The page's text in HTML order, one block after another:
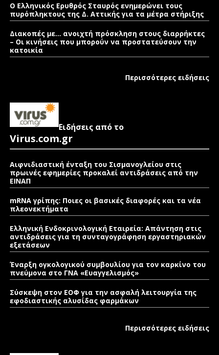
Ο Ελληνικός Ερυθρός Σταυρός ενημερώνει τους
πυρόπληκτους της Δ. Αττικής για τα μέτρα στήριξης
Διακοπές με… ανοιχτή πρόσκληση στους διαρρήκτες
– Οι κινήσεις που μπορούν να προστατεύσουν την
κατοικία
Περισσότερες ειδήσεις
Ειδήσεις από το
Virus.com.gr
Αιφνιδιαστική ένταξη του Σισμανογλείου στις
πρωινές εφημερίες προκαλεί αντιδράσεις από την
ΕΙΝΑΠ
mRNA γρίπης: Ποιες οι βασικές διαφορές και τα νέα
πλεονεκτήματα
Ελληνική Ενδοκρινολογική Εταιρεία: Απάντηση στις
αντιδράσεις για τη συνταγογράφηση εργαστηριακών
εξετάσεων
Έναρξη ογκολογικού συμβουλίου για τον καρκίνο του
πνεύμονα στο ΓΝΑ «Ευαγγελισμός»
Σύσκεψη στον ΕΟΦ για την ασφαλή λειτουργία της
εφοδιαστικής αλυσίδας φαρμάκων
Περισσότερες ειδήσεις